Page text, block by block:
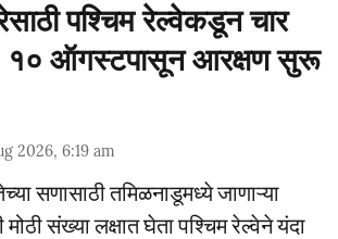
पश्चिम रेल्वेकडून चार
१० ऑगस्टपासून आरक्षण सुरू
2026, 6:19 am
सणासाठी तमिळनाडूमध्ये जाणाऱ्या
मोठी संख्या लक्षात घेता पश्चिम रेल्वेने यंदा